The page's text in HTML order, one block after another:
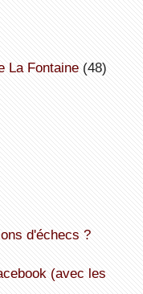
La Fontaine(48)
d'échecs ?